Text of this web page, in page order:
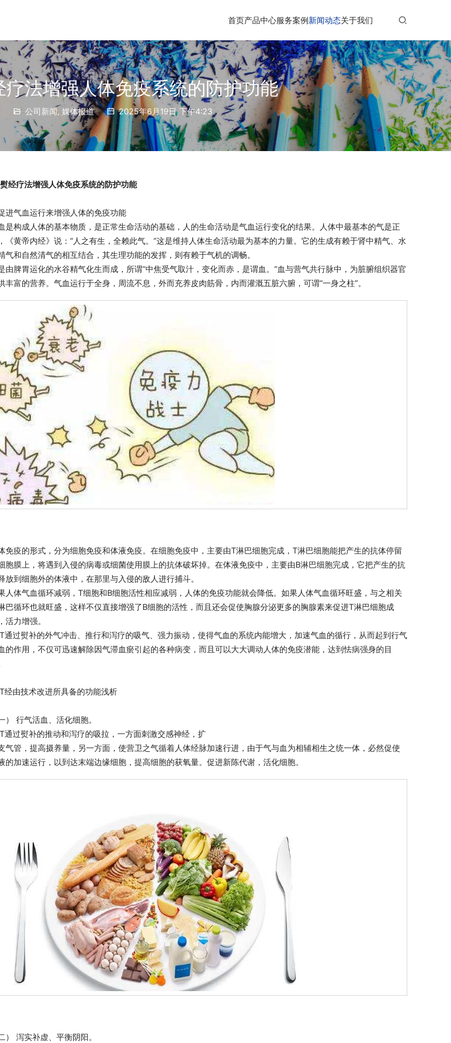
首页产品中心服务案例新闻动态关于我们
法增强人体免疫系统的防护功能
公司新闻, 媒体报道 2025年6月19日 下午4:23
经疗法增强人体免疫系统的防护功能
进气血运行来增强人体的免疫功能
是构成人体的基本物质，是正常生命活动的基础，人的生命活动是气血运行变化的结果。人体中最基本的气是正
《黄帝内经》说：“人之有生，全赖此气。”这是维持人体生命活动最为基本的力量。它的生成有赖于肾中精气、水
气和自然清气的相互结合，其生理功能的发挥，则有赖于气机的调畅。
由脾胃运化的水谷精气化生而成，所谓“中焦受气取汁，变化而赤，是谓血。”血与营气共行脉中，为脏腑组织器官
丰富的营养。气血运行于全身，周流不息，外而充养皮肉筋骨，内而灌溉五脏六腑，可谓“一身之柱”。
免疫的形式，分为细胞免疫和体液免疫。在细胞免疫中，主要由T淋巴细胞完成，T淋巴细胞能把产生的抗体停留
胞膜上，将遇到入侵的病毒或细菌使用膜上的抗体破坏掉。在体液免疫中，主要由B淋巴细胞完成，它把产生的抗
放到细胞外的体液中，在那里与入侵的敌人进行捕斗。
人体气血循环减弱，T细胞和B细胞活性相应减弱，人体的免疫功能就会降低。如果人体气血循环旺盛，与之相关
巴循环也就旺盛，这样不仅直接增强了B细胞的活性，而且还会促使胸腺分泌更多的胸腺素来促进T淋巴细胞成
活力增强。
通过熨补的外气冲击、推行和泻疗的吸气、强力振动，使得气血的系统内能增大，加速气血的循行，从而起到行气
的作用，不仅可迅速解除因气滞血瘀引起的各种病变，而且可以大大调动人体的免疫潜能，达到怯病强身的目
经由技术改进所具备的功能浅析
一） 行气活血、活化细胞。
通过熨补的推动和泻疗的吸拉，一方面刺激交感神经，扩
气管，提高摄养量，另一方面，使营卫之气循着人体经脉加速行进，由于气与血为相辅相生之统一体，必然促使
的加速运行，以到达末端边缘细胞，提高细胞的获氧量。促进新陈代谢，活化细胞。
二） 泻实补虚、平衡阴阳。